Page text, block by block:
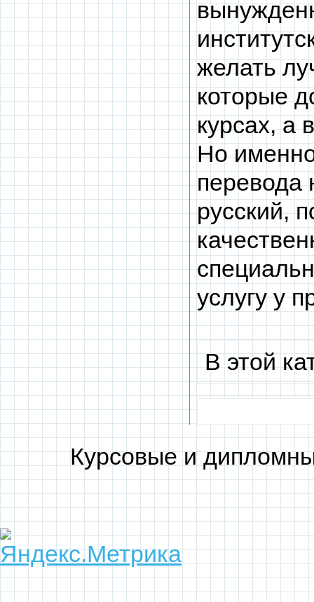
желать
которые
курсах, а
Но именно
перевода
русский,
услугу у
В этой
Курсовые и